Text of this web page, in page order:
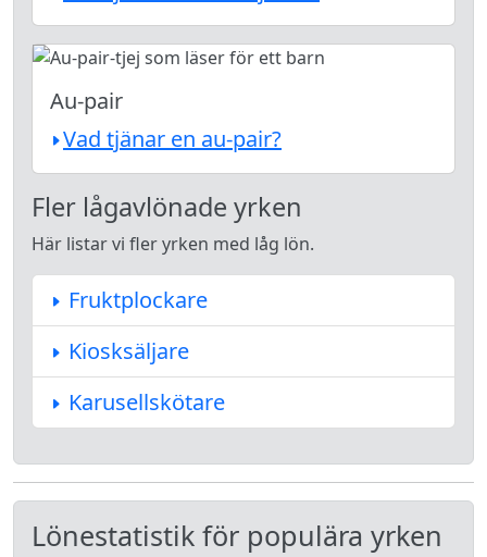
Au-pair
Vad tjänar en au-pair?
Fler lågavlönade yrken
Här listar vi fler yrken med låg lön.
Fruktplockare
Kiosksäljare
Karusellskötare
Lönestatistik för populära yrken